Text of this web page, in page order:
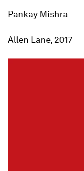
Pankay Mishra
Allen Lane, 2017